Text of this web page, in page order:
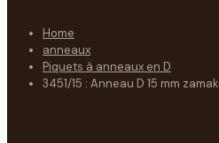
Home
anneaux
Piquets à anneaux en D
3451/15 : Anneau D 15 mm zamak